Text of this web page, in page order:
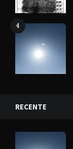
4
RECENTE